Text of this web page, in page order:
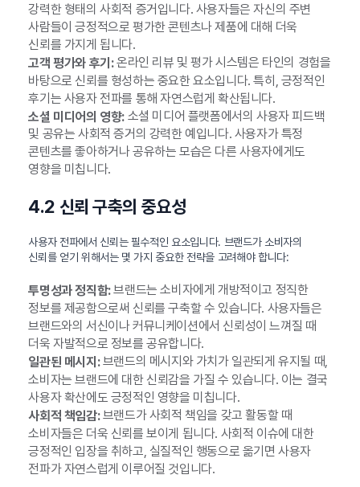
강력한 형태의 사회적 증거입니다. 사용자들은 자신의 주변
사람들이 긍정적으로 평가한 콘텐츠나 제품에 대해 더욱
신뢰를 가지게 됩니다.
고객 평가와 후기:온라인 리뷰 및 평가 시스템은 타인의 경험을
바탕으로 신뢰를 형성하는 중요한 요소입니다. 특히, 긍정적인
후기는 사용자 전파를 통해 자연스럽게 확산됩니다.
소셜 미디어의 영향:소셜 미디어 플랫폼에서의 사용자 피드백
및 공유는 사회적 증거의 강력한 예입니다. 사용자가 특정
콘텐츠를 좋아하거나 공유하는 모습은 다른 사용자에게도
영향을 미칩니다.
4.2 신뢰 구축의 중요성
사용자 전파에서 신뢰는 필수적인 요소입니다. 브랜드가 소비자의
신뢰를 얻기 위해서는 몇 가지 중요한 전략을 고려해야 합니다:
투명성과 정직함:브랜드는 소비자에게 개방적이고 정직한
정보를 제공함으로써 신뢰를 구축할 수 있습니다. 사용자들은
브랜드와의 서신이나 커뮤니케이션에서 신뢰성이 느껴질 때
더욱 자발적으로 정보를 공유합니다.
일관된 메시지:브랜드의 메시지와 가치가 일관되게 유지될 때,
소비자는 브랜드에 대한 신뢰감을 가질 수 있습니다. 이는 결국
사용자 확산에도 긍정적인 영향을 미칩니다.
사회적 책임감:브랜드가 사회적 책임을 갖고 활동할 때
소비자들은 더욱 신뢰를 보이게 됩니다. 사회적 이슈에 대한
긍정적인 입장을 취하고, 실질적인 행동으로 옮기면 사용자
전파가 자연스럽게 이루어질 것입니다.